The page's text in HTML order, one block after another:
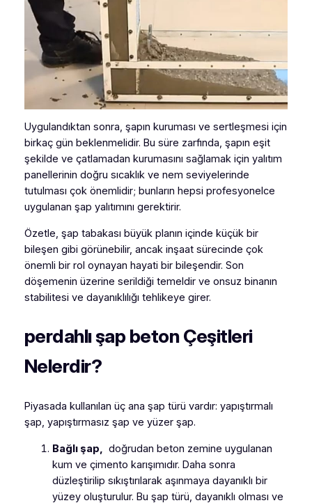
Uygulandıktan sonra, şapın kuruması ve sertleşmesi için
birkaç gün beklenmelidir. Bu süre zarfında, şapın eşit
şekilde ve çatlamadan kurumasını sağlamak için yalıtım
panellerinin doğru sıcaklık ve nem seviyelerinde
tutulması çok önemlidir; bunların hepsi profesyonelce
uygulanan şap yalıtımını gerektirir.
Özetle, şap tabakası büyük planın içinde küçük bir
bileşen gibi görünebilir, ancak inşaat sürecinde çok
önemli bir rol oynayan hayati bir bileşendir. Son
döşemenin üzerine serildiği temeldir ve onsuz binanın
stabilitesi ve dayanıklılığı tehlikeye girer.
perdahlı şap beton Çeşitleri
Nelerdir?
Piyasada kullanılan üç ana şap türü vardır: yapıştırmalı
şap, yapıştırmasız şap ve yüzer şap.
Bağlı şap, doğrudan beton zemine uygulanan
kum ve çimento karışımıdır. Daha sonra
düzleştirilip sıkıştırılarak aşınmaya dayanıklı bir
yüzey oluşturulur. Bu şap türü, dayanıklı olması ve